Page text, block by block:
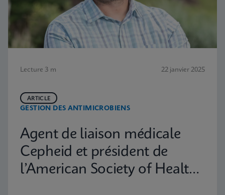
Lecture 3 m 22 janvier 2025
GESTION DES ANTIMICROBIENS
ARTICLE
Agent de liaison médicale
Cepheid et président de
l’American Society of Health